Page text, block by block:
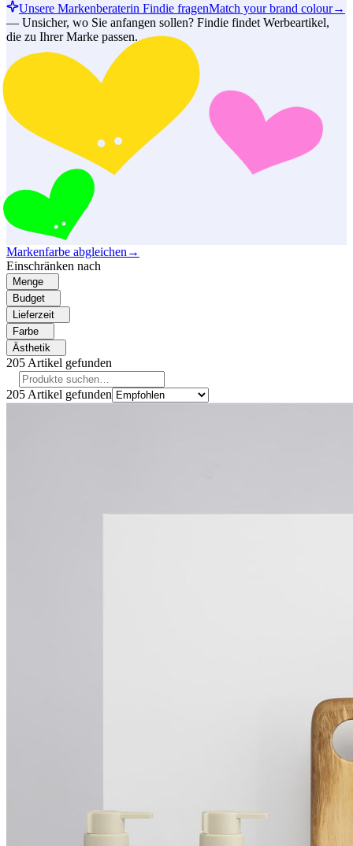
Unsere Markenberaterin Findie fragenMatch your brand colour→
— Unsicher, wo Sie anfangen sollen? Findie findet Werbeartikel,
die zu Ihrer Marke passen.
Markenfarbe abgleichen →
Einschränken nach
Menge
Budget
Lieferzeit
Farbe
Ästhetik
205 Artikel gefunden
205 Artikel gefunden